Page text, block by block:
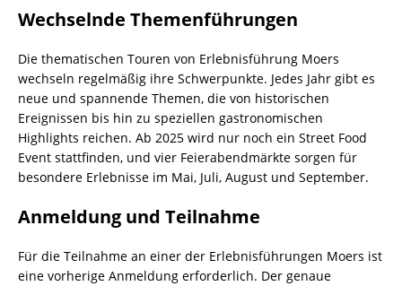
Wechselnde Themenführungen
Die thematischen Touren von Erlebnisführung Moers
wechseln regelmäßig ihre Schwerpunkte. Jedes Jahr gibt es
neue und spannende Themen, die von historischen
Ereignissen bis hin zu speziellen gastronomischen
Highlights reichen. Ab 2025 wird nur noch ein Street Food
Event stattfinden, und vier Feierabendmärkte sorgen für
besondere Erlebnisse im Mai, Juli, August und September.
Anmeldung und Teilnahme
Für die Teilnahme an einer der Erlebnisführungen Moers ist
eine vorherige Anmeldung erforderlich. Der genaue